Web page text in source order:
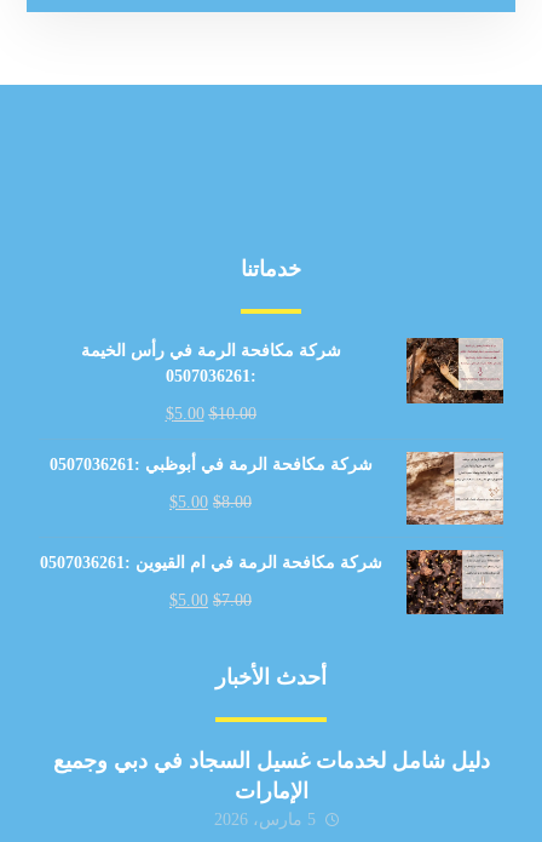
خدماتنا
شركة مكافحة الرمة في رأس الخيمة
:0507036261
$10.00
$5.00
شركة مكافحة الرمة في أبوظبي :0507036261
$8.00
$5.00
شركة مكافحة الرمة في ام القيوين :0507036261
$7.00
$5.00
أحدث الأخبار
دليل شامل لخدمات غسيل السجاد في دبي وجميع
الإمارات
5 مارس، 2026